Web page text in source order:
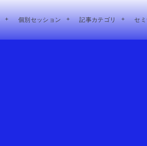
個別セッション 記事カテゴリ セ